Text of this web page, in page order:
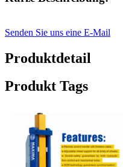
Senden Sie uns eine E-Mail
Produktdetail
Produkt Tags